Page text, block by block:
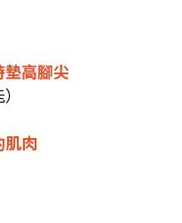
墊高腳尖
肌肉